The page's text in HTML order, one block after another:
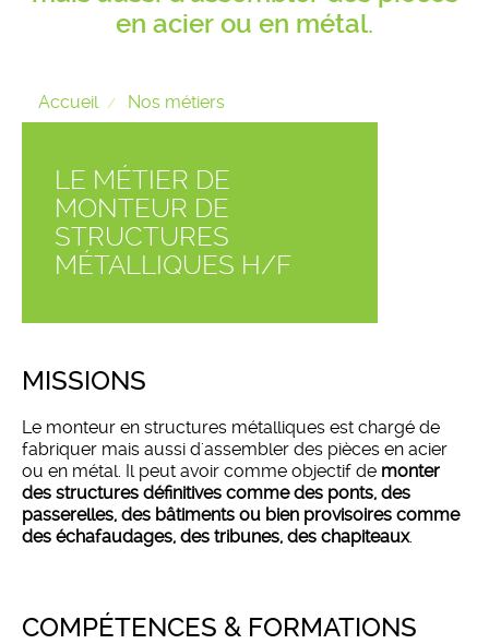
en acier ou en métal.
Accueil Nos métiers
LE MÉTIER DE
MONTEUR DE
STRUCTURES
MÉTALLIQUES H/F
MISSIONS
Le monteur en structures métalliques est chargé de
fabriquer mais aussi d'assembler des pièces en acier
ou en métal. Il peut avoir comme objectif de monter
des structures définitives comme des ponts, des
passerelles, des bâtiments ou bien provisoires comme
des échafaudages, des tribunes, des chapiteaux.
COMPÉTENCES & FORMATIONS